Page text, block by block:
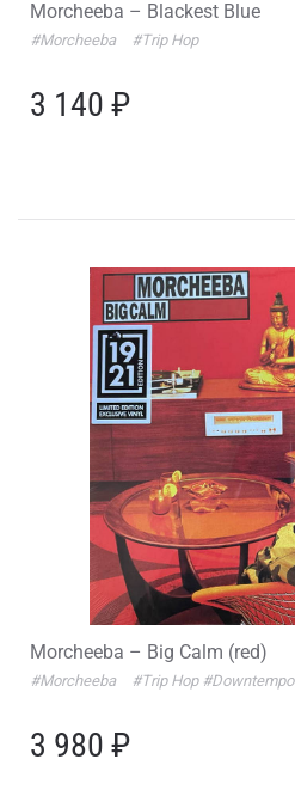
Morcheeba – Blackest Blue
#Morcheeba #Trip Hop
3 140 ₽
Morcheeba – Big Calm (red)
#Morcheeba #Trip Hop #Downtempo
3 980 ₽